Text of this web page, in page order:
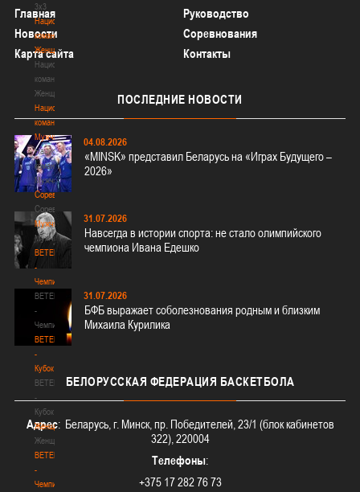
3х3
Национальная
команда.
Женщины
Национальная
команда.
Женщины
Национальная
команда.
Мужчины
Национальная
команда.
Мужчины
Соревнования
Соревнования
Мужчины
Мужчины
BETERA
-
Чемпионат
BETERA
-
Чемпионат
BETERA
-
Кубок
BETERA
-
Кубок
Женщины
Женщины
BETERA
-
Чемпионат
Главная
Руководство
Новости
Соревнования
Карта сайта
Контакты
ПОСЛЕДНИЕ НОВОСТИ
04.08.2026
«MINSK» представил Беларусь на «Играх Будущего –
2026»
31.07.2026
Навсегда в истории спорта: не стало олимпийского
чемпиона Ивана Едешко
31.07.2026
БФБ выражает соболезнования родным и близким
Михаила Курилика
БЕЛОРУССКАЯ ФЕДЕРАЦИЯ БАСКЕТБОЛА
Адрес: Беларусь, г. Минск, пр. Победителей, 23/1 (блок кабинетов
322), 220004
Телефоны:
+375 17 282 76 73